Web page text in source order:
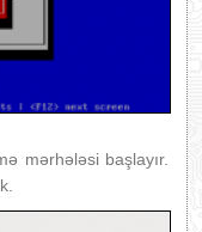
mərhələsi başlayır.